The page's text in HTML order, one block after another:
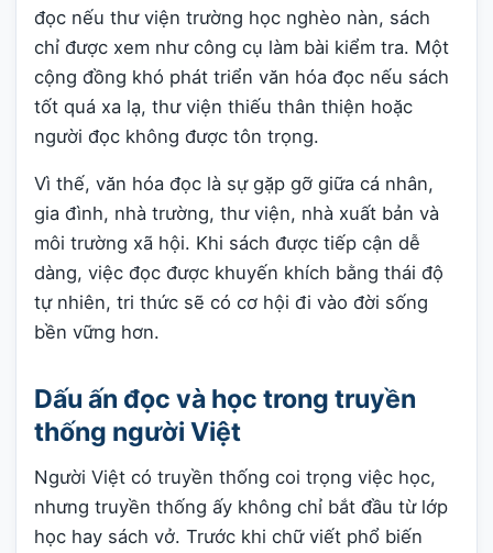
đọc nếu thư viện trường học nghèo nàn, sách
chỉ được xem như công cụ làm bài kiểm tra. Một
cộng đồng khó phát triển văn hóa đọc nếu sách
tốt quá xa lạ, thư viện thiếu thân thiện hoặc
người đọc không được tôn trọng.
Vì thế, văn hóa đọc là sự gặp gỡ giữa cá nhân,
gia đình, nhà trường, thư viện, nhà xuất bản và
môi trường xã hội. Khi sách được tiếp cận dễ
dàng, việc đọc được khuyến khích bằng thái độ
tự nhiên, tri thức sẽ có cơ hội đi vào đời sống
bền vững hơn.
Dấu ấn đọc và học trong truyền
thống người Việt
Người Việt có truyền thống coi trọng việc học,
nhưng truyền thống ấy không chỉ bắt đầu từ lớp
học hay sách vở. Trước khi chữ viết phổ biến